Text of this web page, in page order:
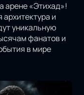
арене «Этихад»!
и
уникальную
фанатов и
в мире